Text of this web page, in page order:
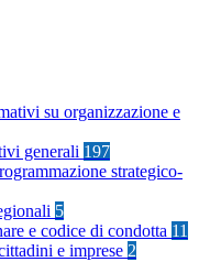
su organizzazione e
generali 197
strategico-
5
e codice di condotta 11
e imprese 2